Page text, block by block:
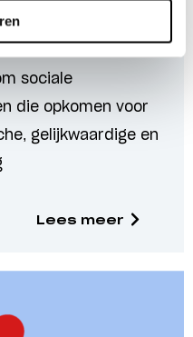
sociale
die opkomen voor
gelijkwaardige en
Lees meer